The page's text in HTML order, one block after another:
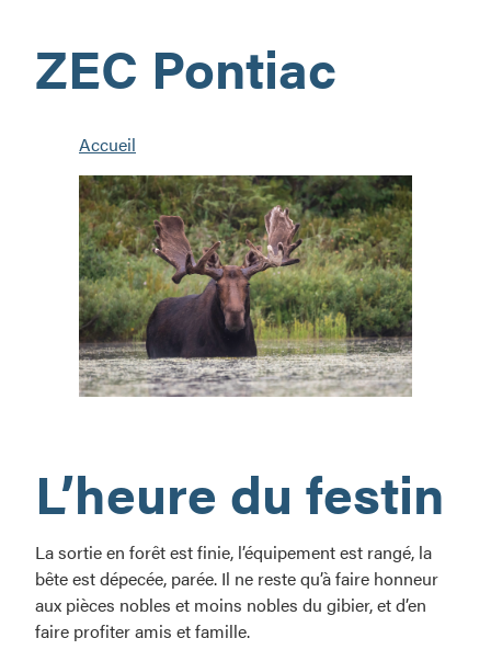
ZEC Pontiac
Accueil
aux
sensations
L’heure du festin
La sortie en forêt est finie, l’équipement est rangé, la
bête est dépecée, parée. Il ne reste qu’à faire honneur
aux pièces nobles et moins nobles du gibier, et d’en
faire profiter amis et famille.